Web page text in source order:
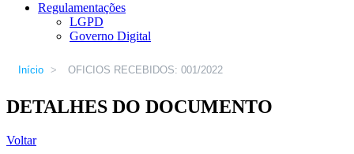
Regulamentações
LGPD
Governo Digital
Início > OFICIOS RECEBIDOS: 001/2022
DETALHES DO DOCUMENTO
Voltar